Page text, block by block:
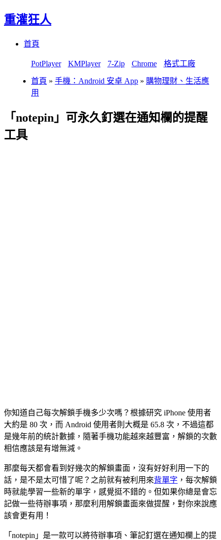
重灌狂人
首頁
PotPlayer KMPlayer 7-Zip Chrome 格式工廠
首頁 » 手機：Android 安卓 App » 購物理財、生活應
用
「notepin」可永久釘選在通知欄的提醒
工具
你知道自己每次解鎖手機多少次嗎？根據研究 iPhone 使用者
大約是 80 次，而 Android 使用者則大概是 65.8 次，不過這都
是幾年前的統計數據，隨著手機功能越來越豐富，解鎖的次數
相信應該是有增無減。
那麼每天都會看到好幾次的解鎖畫面，沒有好好利用一下的
話，是不是太可惜了呢？之前就有被利用來背單字 ，每次解鎖
時就能學習一些新的單字，感覺挺不錯的。但如果你總是會忘
記做一些待辦事項，那麼利用解鎖畫面來做提醒，對你來說應
該會更有用！
「notepin」是一款可以將待辦事項、筆記釘選在通知欄上的提